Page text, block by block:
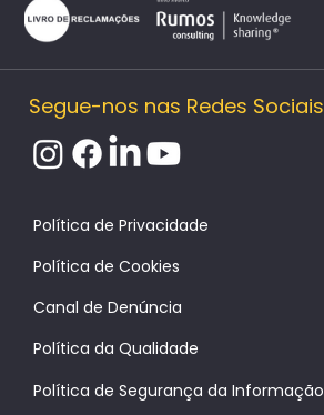
Segue-nos nas Redes Sociais
Política de Cookies
Canal de Denúncia
Política da Qualidade
Política de Segurança da Informação